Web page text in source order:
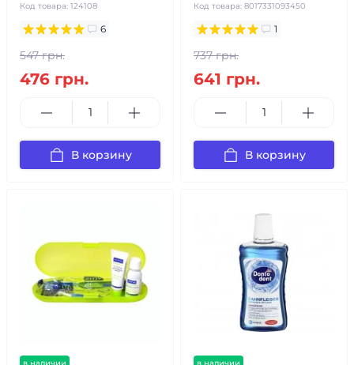
Код товара: 124108
6
547 грн.
476 грн.
В корзину
Код товара: 8017331093450
1
737 грн.
641 грн.
В корзину